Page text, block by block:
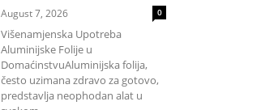
August 7, 2026 0
Višenamjenska Upotreba
Aluminijske Folije u
DomaćinstvuAluminijska folija,
često uzimana zdravo za gotovo,
predstavlja neophodan alat u